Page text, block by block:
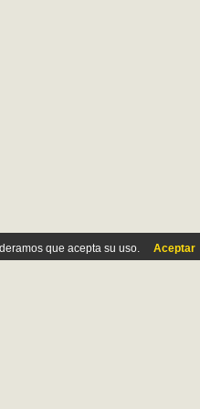
que acepta su uso. Aceptar